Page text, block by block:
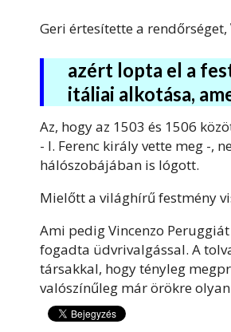
Geri értesítette a rendőrséget,
azért lopta el a
itáliai alkotása,
Az, hogy az 1503 és 1506
- I. Ferenc király vette meg -,
hálószobájában is lógott.
Mielőtt a világhírű festmény
Ami pedig Vincenzo
fogadta üdvrivalgással. A
társakkal, hogy tényleg
valószínűleg már örökre